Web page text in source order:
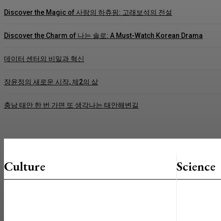
Discover the Magic of 사랑의 하츄핑: 고래보석의 전설
Discover the Charm of 나는 솔로: A Must-Watch Korean Drama
데이터 센터의 비밀과 혁신
장윤정의 새로운 시작, 제2의 삶
충남 태안 한 번 가면 또 생각나는 태안해변길
Culture Science